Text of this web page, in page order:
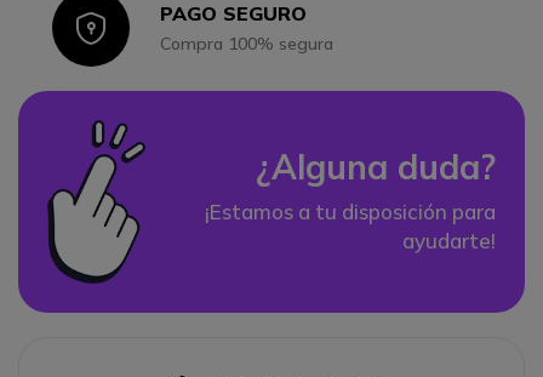
IconPAGO SEGURO
Compra 100% segura
¿Alguna duda?
¡Estamos a tu disposición para
ayudarte!